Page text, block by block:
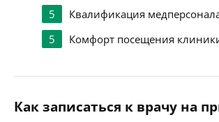
5
Квалификация
5
Комфорт посещения
Как записаться к врачу на